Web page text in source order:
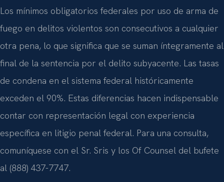
Los mínimos obligatorios federales por uso de arma de
fuego en delitos violentos son consecutivos a cualquier
otra pena, lo que significa que se suman íntegramente al
final de la sentencia por el delito subyacente. Las tasas
de condena en el sistema federal históricamente
exceden el 90%. Estas diferencias hacen indispensable
contar con representación legal con experiencia
específica en litigio penal federal. Para una consulta,
comuníquese con el Sr. Sris y los Of Counsel del bufete
al (888) 437-7747.